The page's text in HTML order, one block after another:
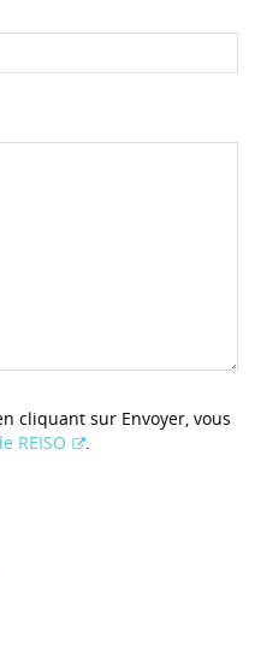
cliquant sur Envoyer, vous
REISO .